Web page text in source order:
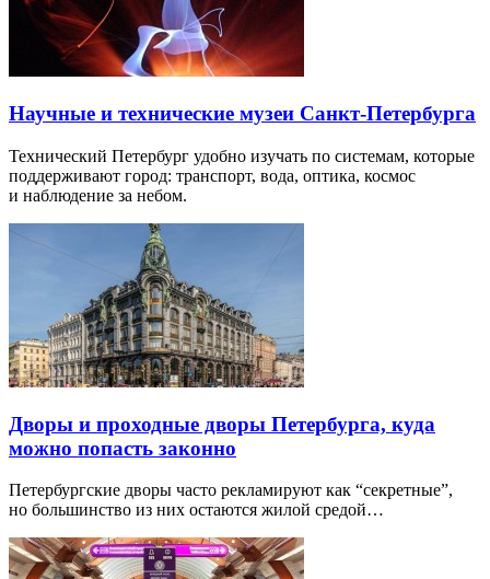
Научные и технические музеи Санкт-Петербурга
Технический Петербург удобно изучать по системам, которые
поддерживают город: транспорт, вода, оптика, космос
и наблюдение за небом.
Дворы и проходные дворы Петербурга, куда
можно попасть законно
Петербургские дворы часто рекламируют как “секретные”,
но большинство из них остаются жилой средой…